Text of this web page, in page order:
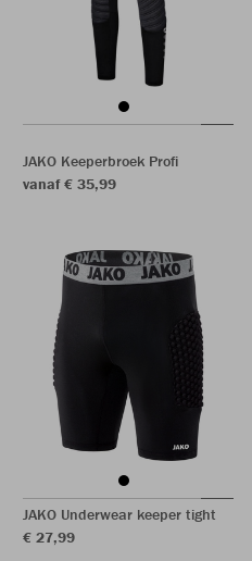
JAKO Keeperbroek Profi
vanaf € 35,99
JAKO Underwear keeper tight
€ 27,99